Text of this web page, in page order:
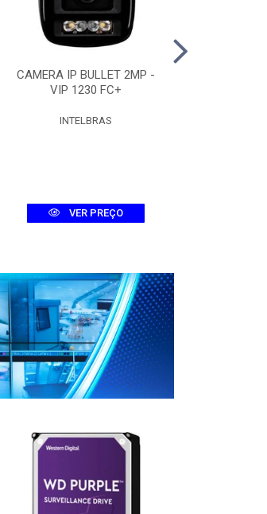
CAMERA IP BULLET 2MP -
VIP 1230 FC+
INTELBRAS
VER PREÇO